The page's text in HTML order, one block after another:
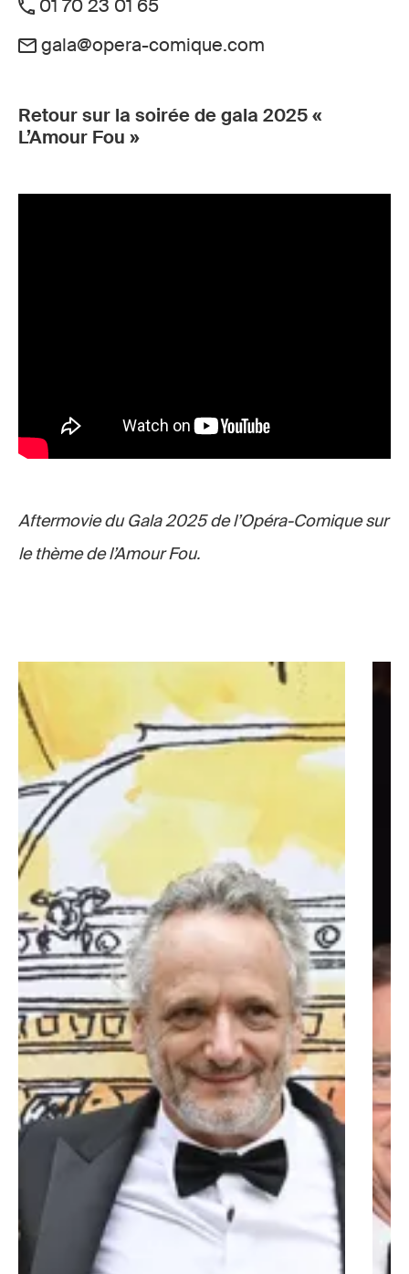
01 70 23 01 65
gala@opera-comique.com
Retour sur la soirée de gala 2025 «
L’Amour Fou »
Aftermovie
du Gala 2025 de l'Opéra-Comique sur le
thème de l'Amour Fou
Aftermovie du Gala 2025 de l’Opéra-Comique sur
le thème de l’Amour Fou.